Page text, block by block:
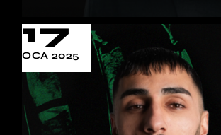
17
OCA 2025